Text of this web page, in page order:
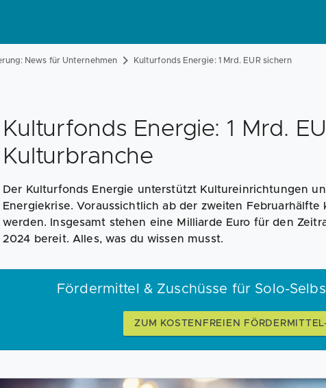
News für Unternehmen Kulturfonds Energie: 1 Mrd. EUR sichern
Kulturfonds Energie: 1 Mrd.
Kulturbranche
Der Kulturfonds Energie unterstützt Kultureinrichtungen
Energiekrise. Voraussichtlich ab der zweiten
werden. Insgesamt stehen eine Milliarde Euro für den
2024 bereit. Alles, was du wissen musst.
Fördermittel & Zuschüsse für Solo-
ZUM KOSTENFREIEN